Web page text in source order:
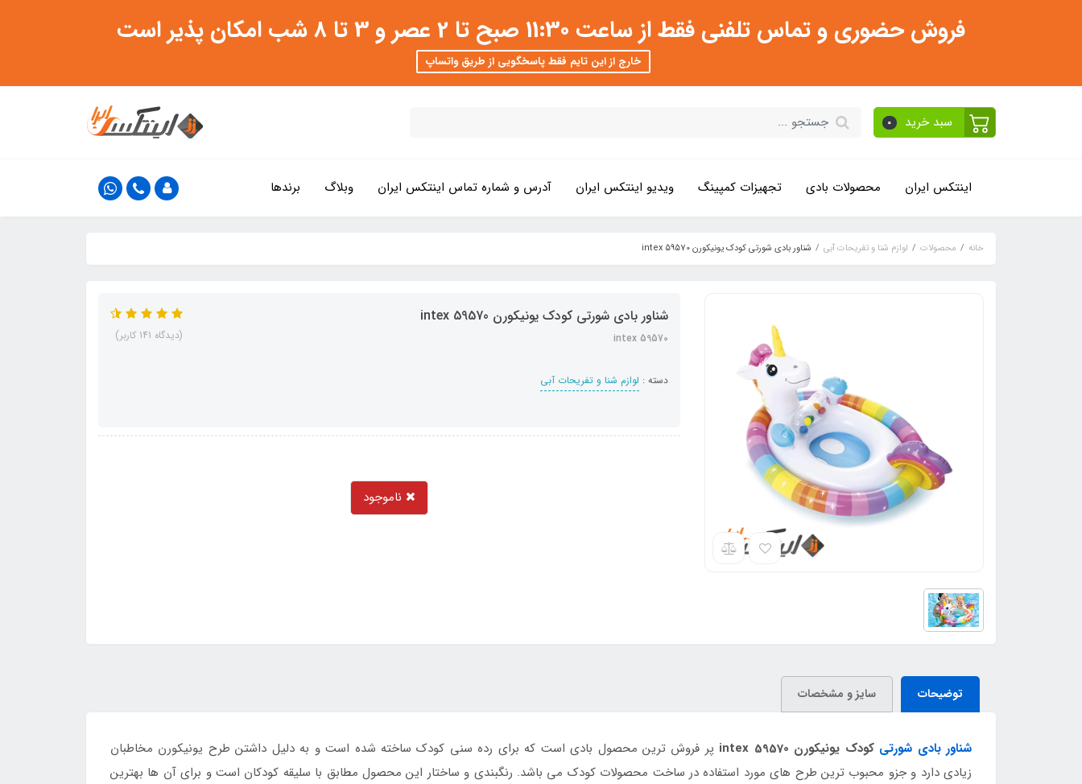
فروش حضوری و تماس تلفنی فقط از ساعت 11:30 صبح تا 2 عصر و 3 تا 8 شب امکان پذیر است
خارج از این تایم فقط پاسخگویی از طریق واتساپ
سبد خرید 0
اینتکس ایران محصولات بادی تجهیزات کمپینگ ویدیو اینتکس ایران آدرس و شماره تماس اینتکس ایران وبلاگ برندها
خانه محصولات لوازم شنا و تفریحات آبی شناور بادی شورتی کودک یونیکورن intex 59570
شناور بادی شورتی کودک یونیکورن intex 59570
intex 59570
دسته : لوازم شنا و تفریحات آبی
(دیدگاه 141 کاربر)
ناموجود
توضیحات سایز و مشخصات
شناور بادی شورتی کودک یونیکورن intex 59570
پر فروش ترین محصول بادی است که برای رده سنی کودک ساخته شده است و به دلیل داشتن طرح یونیکورن مخاطبان
زیادی دارد و جزو محبوب ترین طرح های مورد استفاده در ساخت محصولات کودک می باشد. رنگبندی و ساختار این محصول مطابق با سلیقه کودکان است و برای آن ها بهترین